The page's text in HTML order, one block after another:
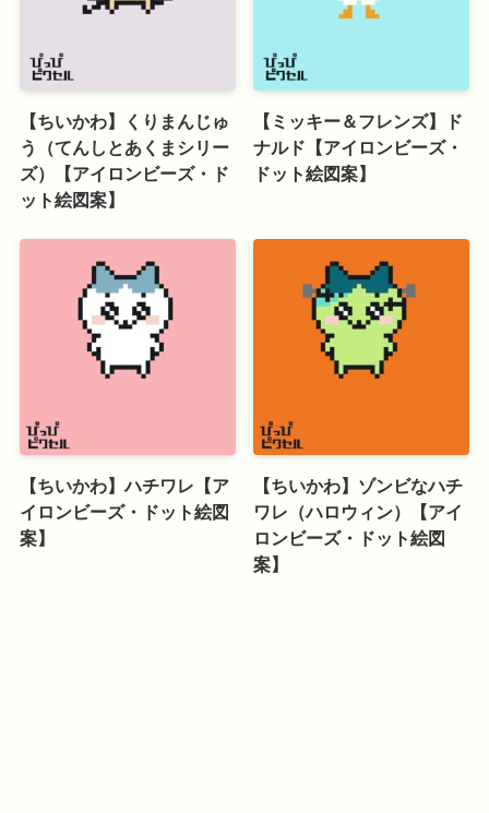
【ちいかわ】くりまんじゅ
う（てんしとあくまシリー
ズ）【アイロンビーズ・ド
ット絵図案】
【ミッキー＆フレンズ】ド
ナルド【アイロンビーズ・
ドット絵図案】
【ちいかわ】ハチワレ【ア
イロンビーズ・ドット絵図
案】
【ちいかわ】ゾンビなハチ
ワレ（ハロウィン）【アイ
ロンビーズ・ドット絵図
案】